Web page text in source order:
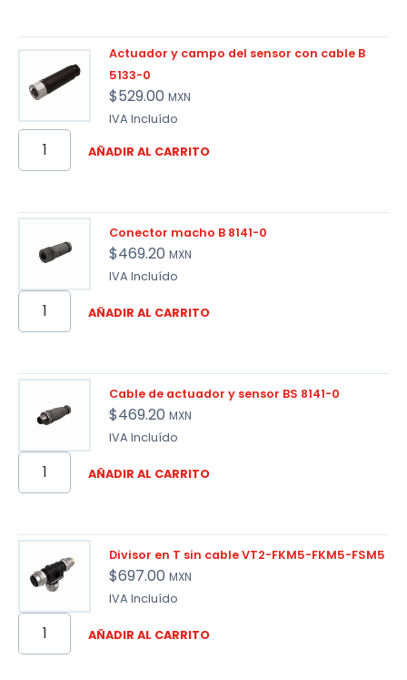
Actuador y campo del sensor con cable B
5133-0
$529.00 MXN
IVA Incluído
AÑADIR AL CARRITO
Conector macho B 8141-0
$469.20 MXN
IVA Incluído
AÑADIR AL CARRITO
Cable de actuador y sensor BS 8141-0
$469.20 MXN
IVA Incluído
AÑADIR AL CARRITO
Divisor en T sin cable VT2-FKM5-FKM5-FSM5
$697.00 MXN
IVA Incluído
AÑADIR AL CARRITO